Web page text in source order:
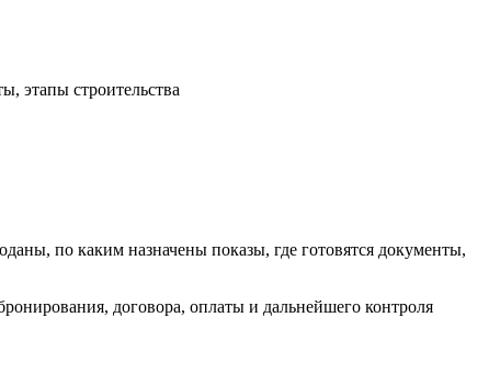
этапы строительства
по каким назначены показы, где готовятся документы,
договора, оплаты и дальнейшего контроля